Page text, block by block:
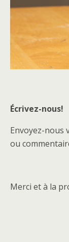
Écrivez-nous!
Envoyez-nous
ou
Merci et à la